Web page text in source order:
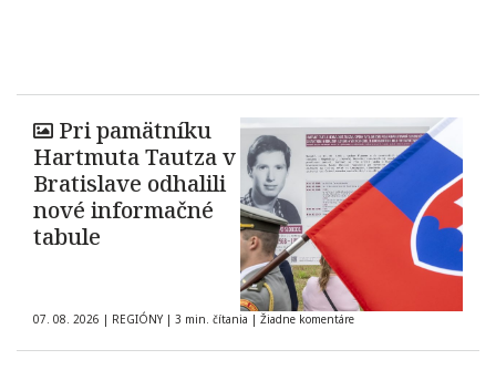
Pri pamätníku
Hartmuta Tautza v
Bratislave odhalili
nové informačné
tabule
07. 08. 2026 | REGIÓNY | 3 min. čítania | Žiadne komentáre